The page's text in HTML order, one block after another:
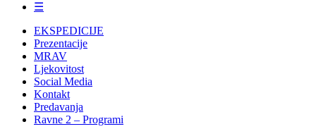
☰
EKSPEDICIJE
Prezentacije
MRAV
Ljekovitost
Social Media
Kontakt
Predavanja
Ravne 2 – Programi